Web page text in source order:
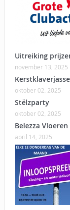
Uitreiking
november 13, 2025
oktober 02, 2025
Stëlzparty
oktober 02, 2025
Belezza
april 14, 2025